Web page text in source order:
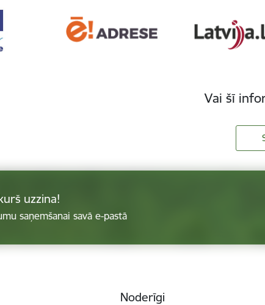
Vai šī
uzzina!
saņemšanai savā e-pastā
Noderīgi